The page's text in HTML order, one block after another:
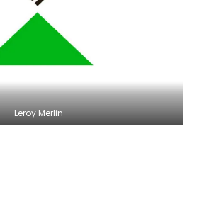
Leroy Merlin